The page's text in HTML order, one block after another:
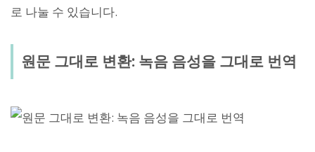
로 나눌 수 있습니다.
원문 그대로 변환: 녹음 음성을 그대로 번역